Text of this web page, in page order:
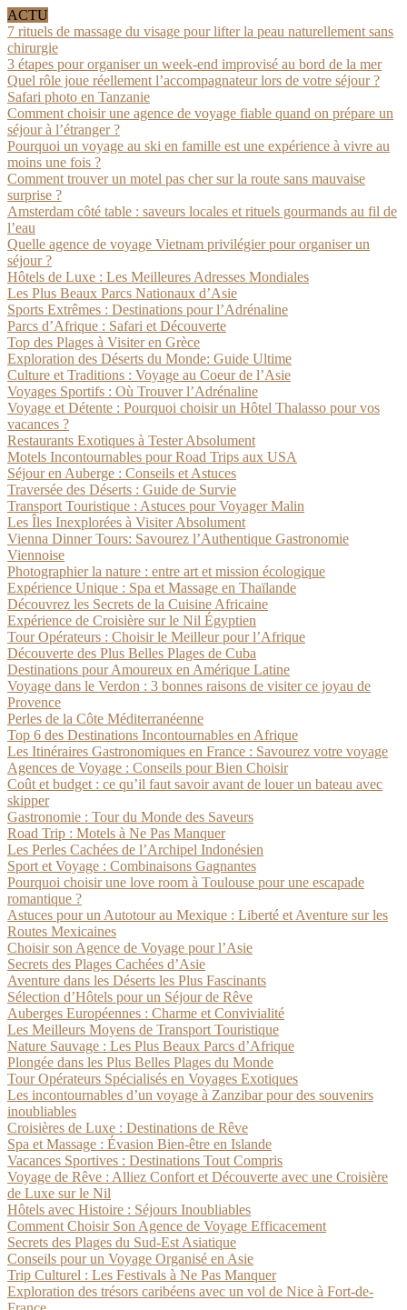
ACTU
7 rituels de massage du visage pour lifter la peau naturellement sans
chirurgie
3 étapes pour organiser un week-end improvisé au bord de la mer
Quel rôle joue réellement l’accompagnateur lors de votre séjour ?
Safari photo en Tanzanie
Comment choisir une agence de voyage fiable quand on prépare un
séjour à l’étranger ?
Pourquoi un voyage au ski en famille est une expérience à vivre au
moins une fois ?
Comment trouver un motel pas cher sur la route sans mauvaise
surprise ?
Amsterdam côté table : saveurs locales et rituels gourmands au fil de
l’eau
Quelle agence de voyage Vietnam privilégier pour organiser un
séjour ?
Hôtels de Luxe : Les Meilleures Adresses Mondiales
Les Plus Beaux Parcs Nationaux d’Asie
Sports Extrêmes : Destinations pour l’Adrénaline
Parcs d’Afrique : Safari et Découverte
Top des Plages à Visiter en Grèce
Exploration des Déserts du Monde: Guide Ultime
Culture et Traditions : Voyage au Coeur de l’Asie
Voyages Sportifs : Où Trouver l’Adrénaline
Voyage et Détente : Pourquoi choisir un Hôtel Thalasso pour vos
vacances ?
Restaurants Exotiques à Tester Absolument
Motels Incontournables pour Road Trips aux USA
Séjour en Auberge : Conseils et Astuces
Traversée des Déserts : Guide de Survie
Transport Touristique : Astuces pour Voyager Malin
Les Îles Inexplorées à Visiter Absolument
Vienna Dinner Tours: Savourez l’Authentique Gastronomie
Viennoise
Photographier la nature : entre art et mission écologique
Expérience Unique : Spa et Massage en Thaïlande
Découvrez les Secrets de la Cuisine Africaine
Expérience de Croisière sur le Nil Égyptien
Tour Opérateurs : Choisir le Meilleur pour l’Afrique
Découverte des Plus Belles Plages de Cuba
Destinations pour Amoureux en Amérique Latine
Voyage dans le Verdon : 3 bonnes raisons de visiter ce joyau de
Provence
Perles de la Côte Méditerranéenne
Top 6 des Destinations Incontournables en Afrique
Les Itinéraires Gastronomiques en France : Savourez votre voyage
Agences de Voyage : Conseils pour Bien Choisir
Coût et budget : ce qu’il faut savoir avant de louer un bateau avec
skipper
Gastronomie : Tour du Monde des Saveurs
Road Trip : Motels à Ne Pas Manquer
Les Perles Cachées de l’Archipel Indonésien
Sport et Voyage : Combinaisons Gagnantes
Pourquoi choisir une love room à Toulouse pour une escapade
romantique ?
Astuces pour un Autotour au Mexique : Liberté et Aventure sur les
Routes Mexicaines
Choisir son Agence de Voyage pour l’Asie
Secrets des Plages Cachées d’Asie
Aventure dans les Déserts les Plus Fascinants
Sélection d’Hôtels pour un Séjour de Rêve
Auberges Européennes : Charme et Convivialité
Les Meilleurs Moyens de Transport Touristique
Nature Sauvage : Les Plus Beaux Parcs d’Afrique
Plongée dans les Plus Belles Plages du Monde
Tour Opérateurs Spécialisés en Voyages Exotiques
Les incontournables d’un voyage à Zanzibar pour des souvenirs
inoubliables
Croisières de Luxe : Destinations de Rêve
Spa et Massage : Évasion Bien-être en Islande
Vacances Sportives : Destinations Tout Compris
Voyage de Rêve : Alliez Confort et Découverte avec une Croisière
de Luxe sur le Nil
Hôtels avec Histoire : Séjours Inoubliables
Comment Choisir Son Agence de Voyage Efficacement
Secrets des Plages du Sud-Est Asiatique
Conseils pour un Voyage Organisé en Asie
Trip Culturel : Les Festivals à Ne Pas Manquer
Exploration des trésors caribéens avec un vol de Nice à Fort-de-